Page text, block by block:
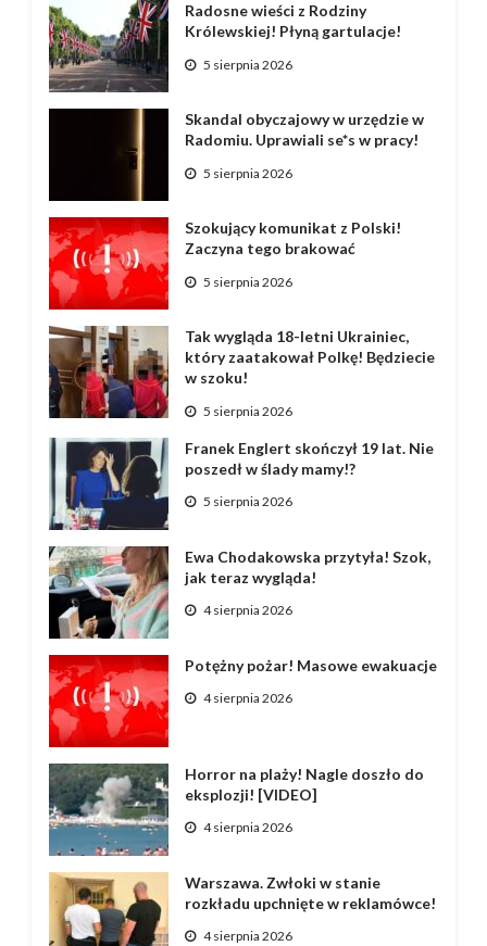
Radosne wieści z Rodziny
Królewskiej! Płyną gartulacje!
5 sierpnia 2026
Skandal obyczajowy w urzędzie w
Radomiu. Uprawiali se*s w pracy!
5 sierpnia 2026
Szokujący komunikat z Polski!
Zaczyna tego brakować
5 sierpnia 2026
Tak wygląda 18-letni Ukrainiec,
który zaatakował Polkę! Będziecie
w szoku!
5 sierpnia 2026
Franek Englert skończył 19 lat. Nie
poszedł w ślady mamy!?
5 sierpnia 2026
Ewa Chodakowska przytyła! Szok,
jak teraz wygląda!
4 sierpnia 2026
Potężny pożar! Masowe ewakuacje
4 sierpnia 2026
Horror na plaży! Nagle doszło do
eksplozji! [VIDEO]
4 sierpnia 2026
Warszawa. Zwłoki w stanie
rozkładu upchnięte w reklamówce!
4 sierpnia 2026